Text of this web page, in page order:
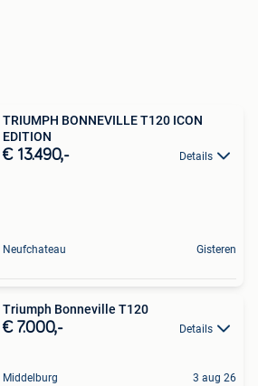
TRIUMPH BONNEVILLE T120 ICON
EDITION
€ 13.490,- Details
Neufchateau Gisteren
Triumph Bonneville T120
€ 7.000,- Details
Middelburg 3 aug 26